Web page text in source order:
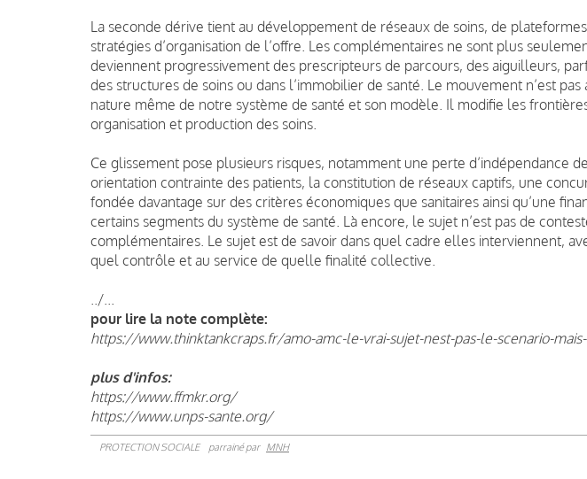
La seconde dérive tient au développement de réseaux de soins, de
stratégies d’organisation de l’offre. Les complémentaires ne sont plus
deviennent progressivement des prescripteurs de parcours, des aiguilleurs,
des structures de soins ou dans l’immobilier de santé. Le mouvement n’est
nature même de notre système de santé et son modèle. Il modifie les
organisation et production des soins.
Ce glissement pose plusieurs risques, notamment une perte d’indépendance
orientation contrainte des patients, la constitution de réseaux captifs, une
fondée davantage sur des critères économiques que sanitaires ainsi qu’une
certains segments du système de santé. Là encore, le sujet n’est pas de
complémentaires. Le sujet est de savoir dans quel cadre elles interviennent,
quel contrôle et au service de quelle finalité collective.
../...
pour lire la note complète:
https://www.thinktankcraps.fr/amo-amc-le-vrai-sujet-nest-pas-le-scenario-
plus d'infos:
https://www.ffmkr.org/
https://www.unps-sante.org/
PROTECTION SOCIALE parrainé par MNH